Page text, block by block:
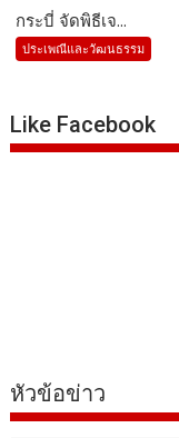
กระบี่ จัดพิธีเจ...
ประเพณีและวัฒนธรรม
Like Facebook
หัวข้อข่าว